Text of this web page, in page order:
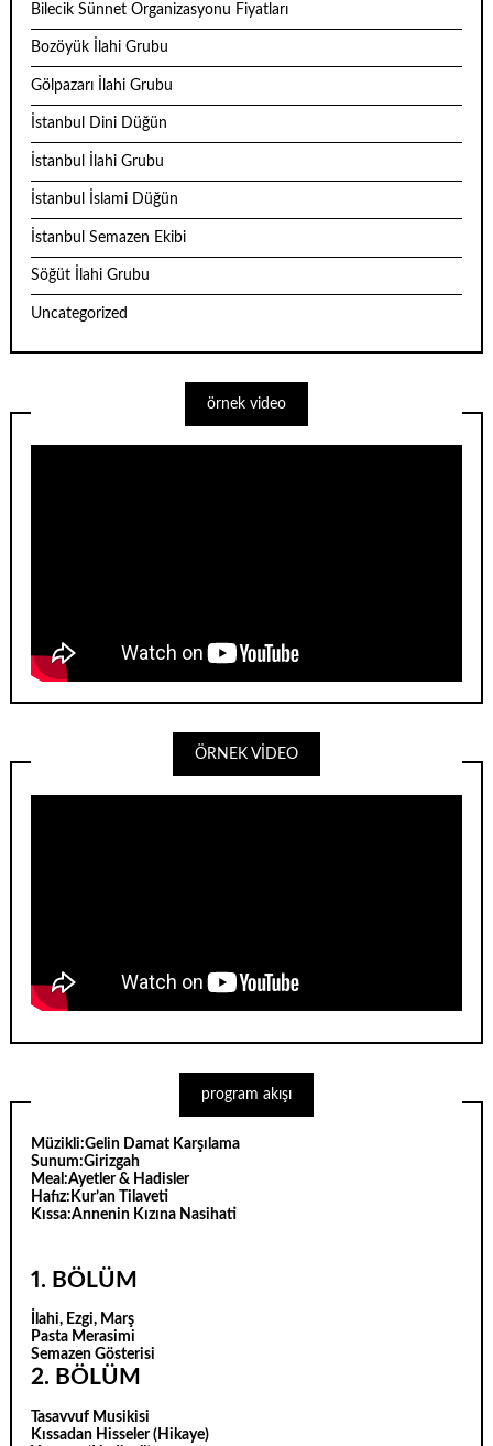
Bilecik Sünnet Organizasyonu Fiyatları
Bozöyük İlahi Grubu
Gölpazarı İlahi Grubu
İstanbul Dini Düğün
İstanbul İlahi Grubu
İstanbul İslami Düğün
İstanbul Semazen Ekibi
Söğüt İlahi Grubu
Uncategorized
örnek video
ÖRNEK VİDEO
program akışı
Müzikli:Gelin Damat Karşılama
Sunum:Girizgah
Meal:Ayetler & Hadisler
Hafız: Kur’an Tilaveti
Kıssa:Annenin Kızına Nasihati
1. BÖLÜM
İlahi, Ezgi, Marş
Pasta Merasimi
Semazen Gösterisi
2. BÖLÜM
Tasavvuf Musikisi
Kıssadan Hisseler (Hikaye)